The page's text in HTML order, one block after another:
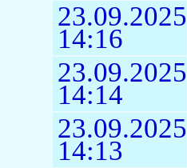
23.09.2025
14:16
23.09.2025
14:14
23.09.2025
14:13